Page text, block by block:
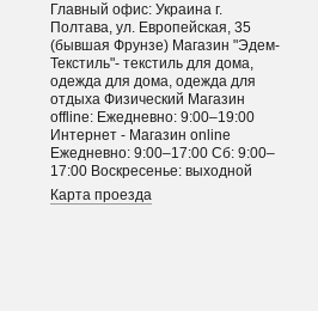
Главный офис: Украина г.
Полтава, ул. Европейская, 35
(бывшая Фрунзе) Магазин "Эдем-
Текстиль"- текстиль для дома,
одежда для дома, одежда для
отдыха Физический Магазин
offline: Ежедневно: 9:00–19:00
Интернет - Магазин online
Ежедневно: 9:00–17:00 Сб: 9:00–
17:00 Воскресенье: выходной
Карта проезда